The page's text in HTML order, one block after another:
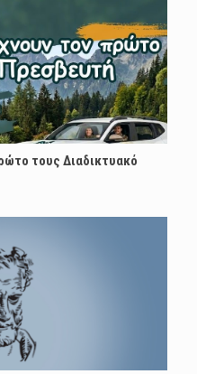
τους Διαδικτυακό